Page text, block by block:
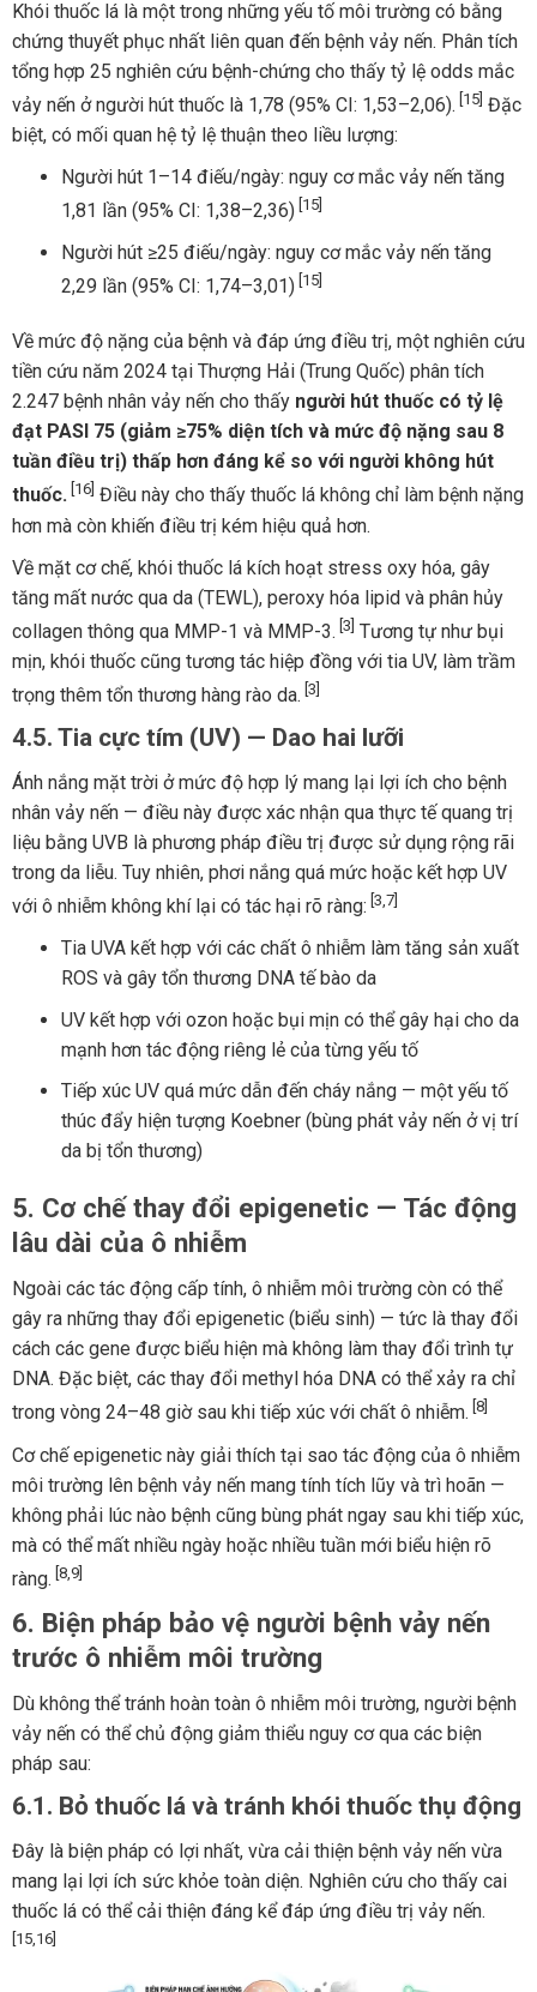
Khói thuốc lá là một trong những yếu tố môi trường có bằng
chứng thuyết phục nhất liên quan đến bệnh vảy nến. Phân tích
tổng hợp 25 nghiên cứu bệnh-chứng cho thấy tỷ lệ odds mắc
vảy nến ở người hút thuốc là 1,78 (95% CI: 1,53–2,06). [15] Đặc
biệt, có mối quan hệ tỷ lệ thuận theo liều lượng:
Người hút 1–14 điếu/ngày: nguy cơ mắc vảy nến tăng
1,81 lần (95% CI: 1,38–2,36) [15]
Người hút ≥25 điếu/ngày: nguy cơ mắc vảy nến tăng
2,29 lần (95% CI: 1,74–3,01) [15]
Về mức độ nặng của bệnh và đáp ứng điều trị, một nghiên cứu
tiền cứu năm 2024 tại Thượng Hải (Trung Quốc) phân tích
2.247 bệnh nhân vảy nến cho thấy người hút thuốc có tỷ lệ
đạt PASI 75 (giảm ≥75% diện tích và mức độ nặng sau 8
tuần điều trị) thấp hơn đáng kể so với người không hút
thuốc. [16] Điều này cho thấy thuốc lá không chỉ làm bệnh nặng
hơn mà còn khiến điều trị kém hiệu quả hơn.
Về mặt cơ chế, khói thuốc lá kích hoạt stress oxy hóa, gây
tăng mất nước qua da (TEWL), peroxy hóa lipid và phân hủy
collagen thông qua MMP-1 và MMP-3. [3] Tương tự như bụi
mịn, khói thuốc cũng tương tác hiệp đồng với tia UV, làm trầm
trọng thêm tổn thương hàng rào da. [3]
4.5. Tia cực tím (UV) — Dao hai lưỡi
Ánh nắng mặt trời ở mức độ hợp lý mang lại lợi ích cho bệnh
nhân vảy nến — điều này được xác nhận qua thực tế quang trị
liệu bằng UVB là phương pháp điều trị được sử dụng rộng rãi
trong da liễu. Tuy nhiên, phơi nắng quá mức hoặc kết hợp UV
với ô nhiễm không khí lại có tác hại rõ ràng: [3,7]
Tia UVA kết hợp với các chất ô nhiễm làm tăng sản xuất
ROS và gây tổn thương DNA tế bào da
UV kết hợp với ozon hoặc bụi mịn có thể gây hại cho da
mạnh hơn tác động riêng lẻ của từng yếu tố
Tiếp xúc UV quá mức dẫn đến cháy nắng — một yếu tố
thúc đẩy hiện tượng Koebner (bùng phát vảy nến ở vị trí
da bị tổn thương)
5. Cơ chế thay đổi epigenetic — Tác động
lâu dài của ô nhiễm
Ngoài các tác động cấp tính, ô nhiễm môi trường còn có thể
gây ra những thay đổi epigenetic (biểu sinh) — tức là thay đổi
cách các gene được biểu hiện mà không làm thay đổi trình tự
DNA. Đặc biệt, các thay đổi methyl hóa DNA có thể xảy ra chỉ
trong vòng 24–48 giờ sau khi tiếp xúc với chất ô nhiễm. [8]
Cơ chế epigenetic này giải thích tại sao tác động của ô nhiễm
môi trường lên bệnh vảy nến mang tính tích lũy và trì hoãn —
không phải lúc nào bệnh cũng bùng phát ngay sau khi tiếp xúc,
mà có thể mất nhiều ngày hoặc nhiều tuần mới biểu hiện rõ
ràng. [8,9]
6. Biện pháp bảo vệ người bệnh vảy nến
trước ô nhiễm môi trường
Dù không thể tránh hoàn toàn ô nhiễm môi trường, người bệnh
vảy nến có thể chủ động giảm thiểu nguy cơ qua các biện
pháp sau:
6.1. Bỏ thuốc lá và tránh khói thuốc thụ động
Đây là biện pháp có lợi nhất, vừa cải thiện bệnh vảy nến vừa
mang lại lợi ích sức khỏe toàn diện. Nghiên cứu cho thấy cai
thuốc lá có thể cải thiện đáng kể đáp ứng điều trị vảy nến.
[15,16]